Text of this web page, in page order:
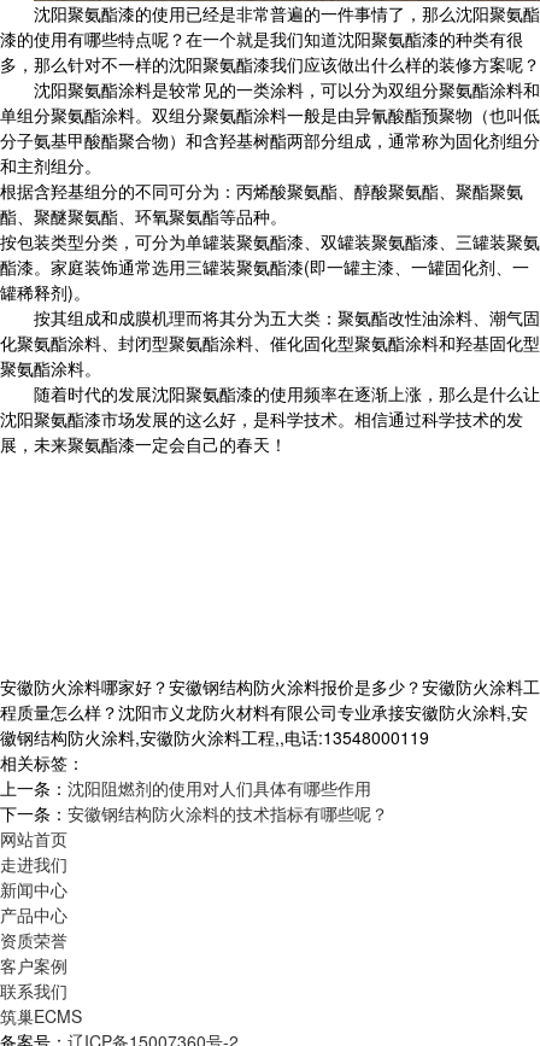
沈阳聚氨酯漆的使用已经是非常普遍的一件事情了，那么沈阳聚氨酯
漆的使用有哪些特点呢？在一个就是我们知道沈阳聚氨酯漆的种类有很
多，那么针对不一样的沈阳聚氨酯漆我们应该做出什么样的装修方案呢？
沈阳聚氨酯涂料是较常见的一类涂料，可以分为双组分聚氨酯涂料和
单组分聚氨酯涂料。双组分聚氨酯涂料一般是由异氰酸酯预聚物（也叫低
分子氨基甲酸酯聚合物）和含羟基树酯两部分组成，通常称为固化剂组分
和主剂组分。
根据含羟基组分的不同可分为：丙烯酸聚氨酯、醇酸聚氨酯、聚酯聚氨
酯、聚醚聚氨酯、环氧聚氨酯等品种。
按包装类型分类，可分为单罐装聚氨酯漆、双罐装聚氨酯漆、三罐装聚氨
酯漆。家庭装饰通常选用三罐装聚氨酯漆(即一罐主漆、一罐固化剂、一
罐稀释剂)。
按其组成和成膜机理而将其分为五大类：聚氨酯改性油涂料、潮气固
化聚氨酯涂料、封闭型聚氨酯涂料、催化固化型聚氨酯涂料和羟基固化型
聚氨酯涂料。
随着时代的发展沈阳聚氨酯漆的使用频率在逐渐上涨，那么是什么让
沈阳聚氨酯漆市场发展的这么好，是科学技术。相信通过科学技术的发
展，未来聚氨酯漆一定会自己的春天！
安徽防火涂料哪家好？安徽钢结构防火涂料报价是多少？安徽防火涂料工
程质量怎么样？沈阳市义龙防火材料有限公司专业承接安徽防火涂料,安
徽钢结构防火涂料,安徽防火涂料工程,,电话:13548000119
相关标签：
上一条： 沈阳阻燃剂的使用对人们具体有哪些作用
下一条： 安徽钢结构防火涂料的技术指标有哪些呢？
网站首页
走进我们
新闻中心
产品中心
资质荣誉
客户案例
联系我们
筑巢ECMS
备案号： 辽ICP备15007360号-2